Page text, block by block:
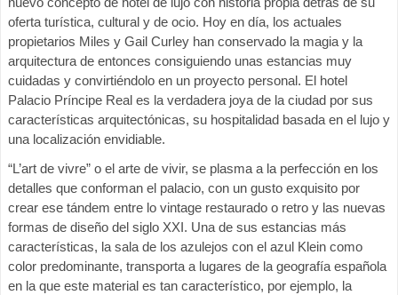
oferta turística, cultural y de ocio. Hoy en día, los actuales
propietarios Miles y Gail Curley han conservado la magia y la
arquitectura de entonces consiguiendo unas estancias muy
cuidadas y convirtiéndolo en un proyecto personal. El hotel
Palacio Príncipe Real es la verdadera joya de la ciudad por sus
características arquitectónicas, su hospitalidad basada en el lujo y
una localización envidiable.
“L’art de vivre” o el arte de vivir, se plasma a la perfección en los
detalles que conforman el palacio, con un gusto exquisito por
crear ese tándem entre lo vintage restaurado o retro y las nuevas
formas de diseño del siglo XXI. Una de sus estancias más
características, la sala de los azulejos con el azul Klein como
color predominante, transporta a lugares de la geografía española
en la que este material es tan característico, por ejemplo, la